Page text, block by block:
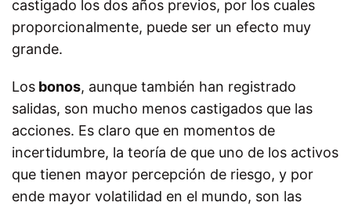
castigado los dos años previos, por los cuales
proporcionalmente, puede ser un efecto muy
grande.
Los bonos, aunque también han registrado
salidas, son mucho menos castigados que las
acciones. Es claro que en momentos de
incertidumbre, la teoría de que uno de los activos
que tienen mayor percepción de riesgo, y por
ende mayor volatilidad en el mundo, son las